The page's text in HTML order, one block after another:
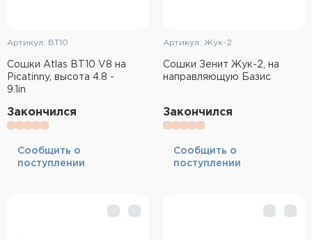
Артикул: BT10
Сошки Atlas BT10 V8 на
Picatinny, высота 4.8 -
9.1in
Закончился
Cообщить о
поступлении
Артикул: Жук-2
Сошки Зенит Жук-2, на
направляющую Базис
Закончился
Cообщить о
поступлении